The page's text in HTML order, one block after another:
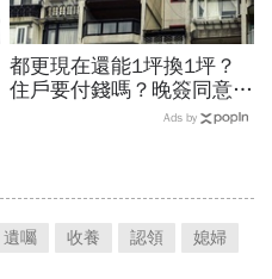
都更現在還能1坪換1坪？
住戶要付錢嗎？晚簽同意書
分更多？租金補貼1個月多
Ads by
遺囑 收養 認領 媳婦